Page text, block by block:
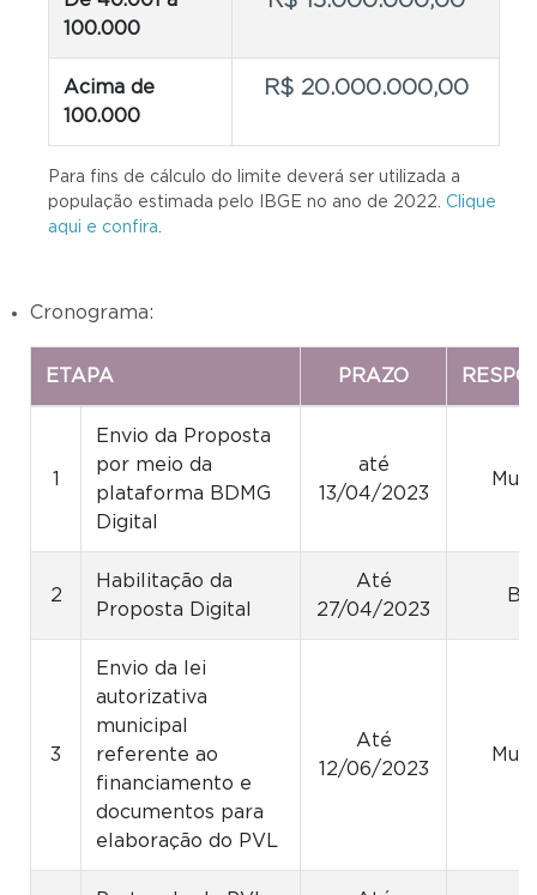
100.000
Acima de
100.000
R$ 20.000.000,00
Para fins de cálculo do limite deverá ser utilizada a
população estimada pelo IBGE no ano de 2022.Clique
aqui e confira.
Cronograma:
ETAPA PRAZO
1
Envio da Proposta
por meio da
plataforma BDMG
Digital
até
13/04/2023
2
Habilitação da
Proposta Digital
Até
27/04/2023
3
Envio da lei
autorizativa
municipal
referente ao
financiamento e
documentos para
elaboração do PVL
Até
12/06/2023